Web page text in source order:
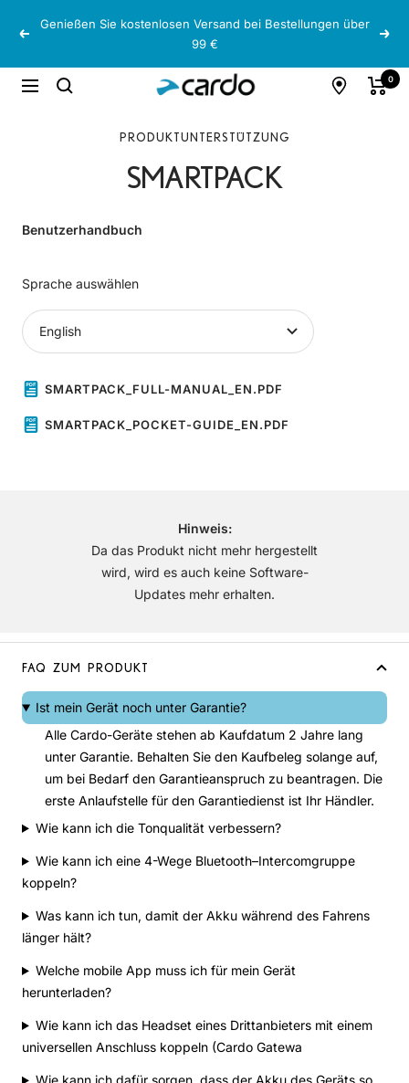
zumZurück
Genießen Sie kostenlosen Versand bei Bestellungen über
99 €
Navigation
Cardo
Systems
0
PRODUKTUNTERSTÜTZUNG
SMARTPACK
Benutzerhandbuch
Sprache auswählen
SMARTPACK_FULL-MANUAL_EN.PDF
SMARTPACK_POCKET-GUIDE_EN.PDF
Hinweis:
Da das Produkt nicht mehr hergestellt
wird, wird es auch keine Software-
Updates mehr erhalten.
FAQ ZUM PRODUKT
Ist mein Gerät noch unter Garantie?
Alle Cardo-Geräte stehen ab Kaufdatum 2 Jahre lang
unter Garantie. Behalten Sie den Kaufbeleg solange auf,
um bei Bedarf den Garantieanspruch zu beantragen. Die
erste Anlaufstelle für den Garantiedienst ist Ihr Händler.
Wie kann ich die Tonqualität verbessern?
Wie kann ich eine 4-Wege Bluetooth–Intercomgruppe
koppeln?
Was kann ich tun, damit der Akku während des Fahrens
länger hält?
Welche mobile App muss ich für mein Gerät
herunterladen?
Wie kann ich das Headset eines Drittanbieters mit einem
universellen Anschluss koppeln (Cardo Gatewa
Wie kann ich dafür sorgen, dass der Akku des Geräts so